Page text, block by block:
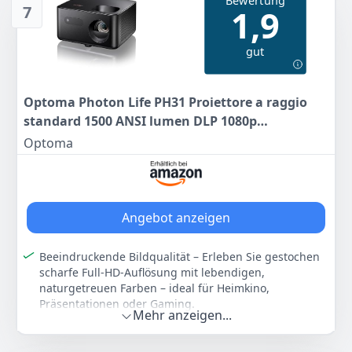
2.000.000:1 Kontrastverhältnis, externe
Stromversorgung & Keystone‑Korrektur ±30° –
zuverlässige Installationen & lebendige Bilder
Gewicht
54879 €
Anzeigen
7 1,9
gut
Optoma Photon Life PH31 Proiettore a raggio
standard 1500 ANSI lumen DLP 1080p
[1920x1080] Nero (PH31)
Optoma
Angebot anzeigen
Beeindruckende Bildqualität – Erleben Sie gestochen
scharfe Full-HD-Auflösung mit lebendigen,
naturgetreuen Farben – ideal für Heimkino,
Präsentationen oder Gaming.
Innovative Triple-LED-Technologie – Drei
leistungsstarke LEDs sorgen für brillante
Mehr anzeigen...